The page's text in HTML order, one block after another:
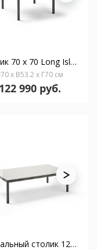
Столик 70 x 70 Long Island
x В53.2 x Г70 см
122 990 руб.
Журнальный столик 120 х70 Long Island